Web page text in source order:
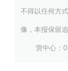
不得以任何方
像，本报保留
营中心：